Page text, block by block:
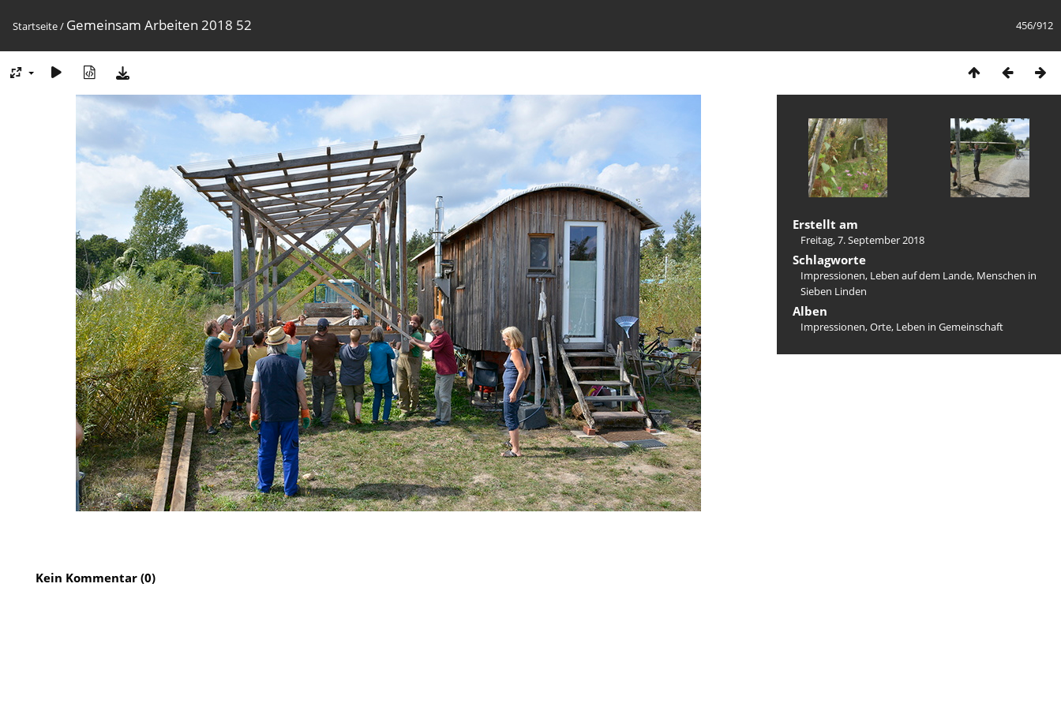
456/912
Startseite/ Gemeinsam Arbeiten 2018 52
Erstellt am
Freitag, 7. September 2018
Schlagworte
Impressionen, Leben auf dem Lande, Menschen in
Sieben Linden
Alben
Impressionen, Orte, Leben in Gemeinschaft
Kein Kommentar (0)